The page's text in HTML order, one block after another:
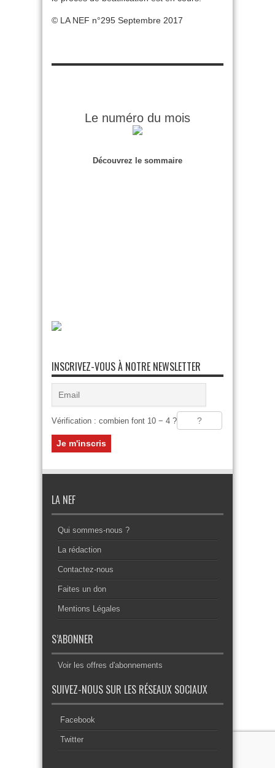
© LA NEF n°295 Septembre 2017
Le numéro du mois
Découvrez le sommaire
INSCRIVEZ-VOUS À NOTRE NEWSLETTER
Vérification : combien font 10 − 4 ?
LA NEF
Qui sommes-nous ?
La rédaction
Contactez-nous
Faites un don
Mentions Légales
S’ABONNER
Voir les offres d'abonnements
SUIVEZ-NOUS SUR LES RÉSEAUX SOCIAUX
Facebook
Twitter